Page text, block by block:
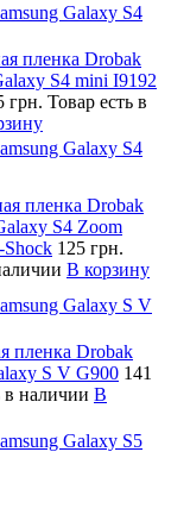
Galaxy S4
пленка Drobak
S4 mini I9192
грн. Товар есть в
Galaxy S4
пленка Drobak
S4 Zoom
125 грн.
В корзину
Galaxy S V
пленка Drobak
S V G900 141
в наличии В
Galaxy S5